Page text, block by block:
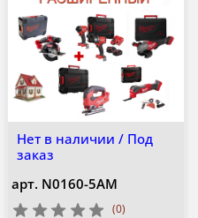
Нет в наличии / Под
заказ
арт. N0160-5AM
(0)